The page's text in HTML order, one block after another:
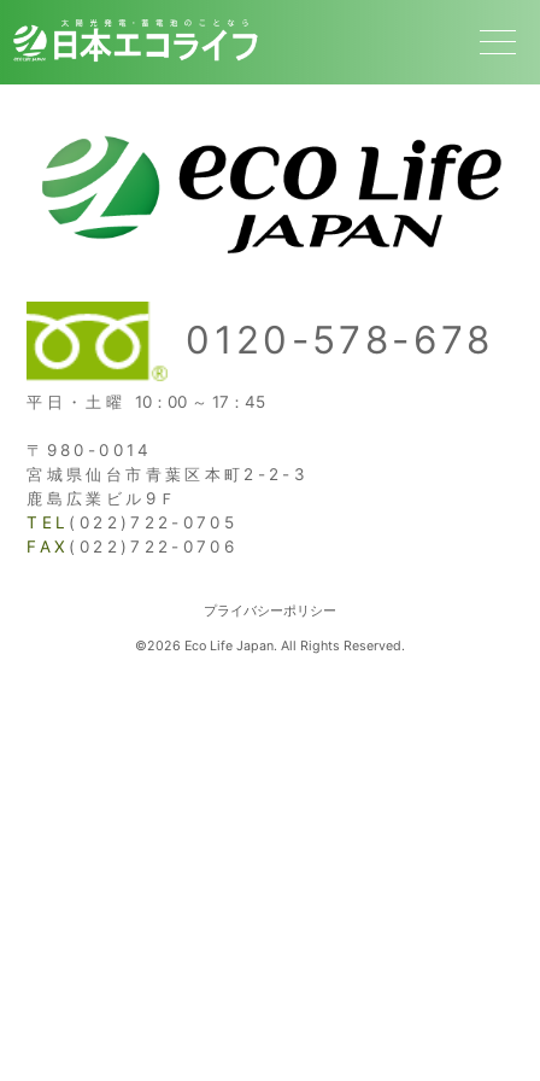
0120-578-678
平日・土曜 10：00 ～ 17：45
〒980-0014
宮城県仙台市青葉区本町2-2-3
鹿島広業ビル9Ｆ
TEL (022)722-0705
FAX (022)722-0706
プライバシーポリシー
©2026 Eco Life Japan. All Rights Reserved.